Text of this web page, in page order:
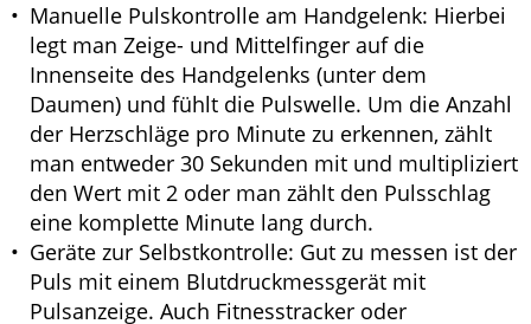
Manuelle Pulskontrolle am Handgelenk: Hierbei
legt man Zeige- und Mittelfinger auf die
Innenseite des Handgelenks (unter dem
Daumen) und fühlt die Pulswelle. Um die Anzahl
der Herzschläge pro Minute zu erkennen, zählt
man entweder 30 Sekunden mit und multipliziert
den Wert mit 2 oder man zählt den Pulsschlag
eine komplette Minute lang durch.
Geräte zur Selbstkontrolle: Gut zu messen ist der
Puls mit einem Blutdruckmessgerät mit
Pulsanzeige. Auch Fitnesstracker oder